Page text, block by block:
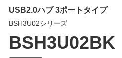
USB2.0ハブ 3ポートタイプ
BSH3U02シリーズ
BSH3U02BK